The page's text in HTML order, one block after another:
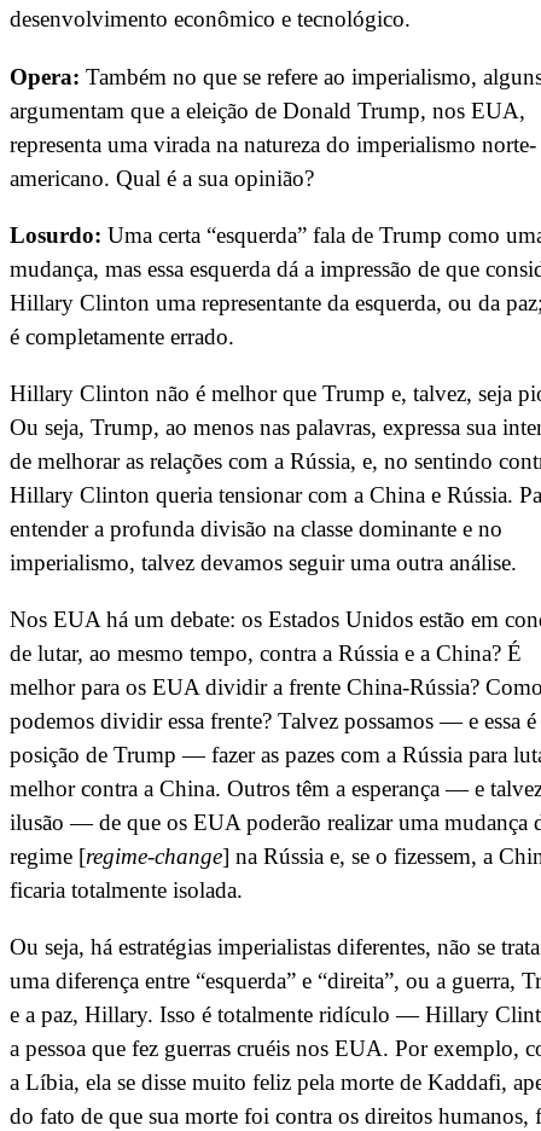
desenvolvimento econômico e tecnológico.
Opera: Também no que se refere ao imperialismo,
argumentam que a eleição de Donald Trump, nos EUA,
representa uma virada na natureza do imperialismo norte-
americano. Qual é a sua opinião?
Losurdo: Uma certa “esquerda” fala de Trump como
mudança, mas essa esquerda dá a impressão de que
Hillary Clinton uma representante da esquerda, ou da
é completamente errado.
Hillary Clinton não é melhor que Trump e, talvez, seja
Ou seja, Trump, ao menos nas palavras, expressa sua
de melhorar as relações com a Rússia, e, no sentindo
Hillary Clinton queria tensionar com a China e Rússia.
entender a profunda divisão na classe dominante e no
imperialismo, talvez devamos seguir uma outra análise.
Nos EUA há um debate: os Estados Unidos estão em
de lutar, ao mesmo tempo, contra a Rússia e a China? É
melhor para os EUA dividir a frente China-Rússia?
podemos dividir essa frente? Talvez possamos — e essa é
posição de Trump — fazer as pazes com a Rússia para
melhor contra a China. Outros têm a esperança — e
ilusão — de que os EUA poderão realizar uma mudança
regime [regime-change] na Rússia e, se o fizessem, a
ficaria totalmente isolada.
Ou seja, há estratégias imperialistas diferentes, não se
uma diferença entre “esquerda” e “direita”, ou a guerra,
e a paz, Hillary. Isso é totalmente ridículo — Hillary
a pessoa que fez guerras cruéis nos EUA. Por exemplo,
a Líbia, ela se disse muito feliz pela morte de Kaddafi,
do fato de que sua morte foi contra os direitos humanos,